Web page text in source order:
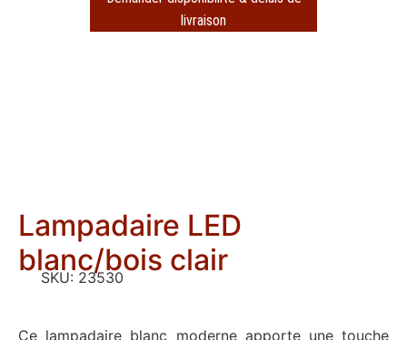
livraison
Lampadaire LED
blanc/bois clair
SKU: 23530
Ce lampadaire blanc moderne apporte une touche